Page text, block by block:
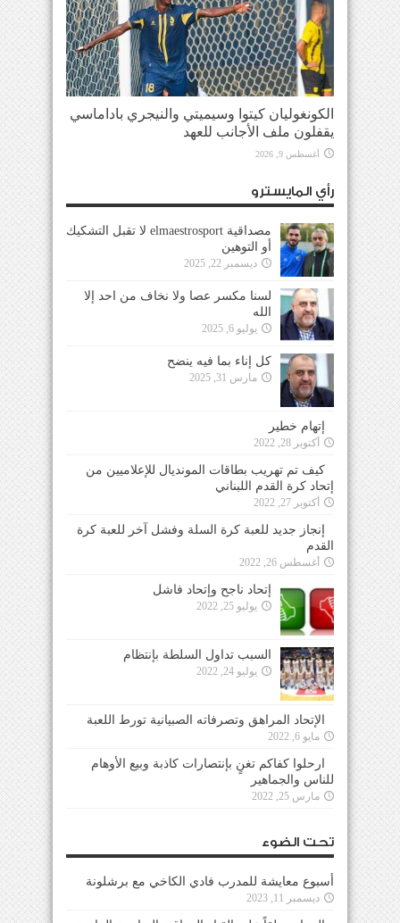
الكونغوليان كيتوا وسيميتي والنيجري باداماسي
يقفلون ملف الأجانب للعهد
أغسطس 9, 2026
رأي المايسترو
مصداقية elmaestrosport لا تقبل التشكيك
أو التوهين
ديسمبر 22, 2025
لسنا مكسر عصا ولا نخاف من احد إلا
الله
يوليو 6, 2025
كل إناء بما فيه ينضح
مارس 31, 2025
إتهام خطير
أكتوبر 28, 2022
كيف تم تهريب بطاقات المونديال للإعلاميين من
إتحاد كرة القدم اللبناني
أكتوبر 27, 2022
إنجاز جديد للعبة كرة السلة وفشل آخر للعبة كرة
القدم
أغسطس 26, 2022
إتحاد ناجح وإتحاد فاشل
يوليو 25, 2022
السبب تداول السلطة بإنتظام
يوليو 24, 2022
الإتحاد المراهق وتصرفاته الصبيانية تورط اللعبة
مايو 6, 2022
ارحلوا كفاكم تغنٍ بإنتصارات كاذبة وبيع الأوهام
للناس والجماهير
مارس 25, 2022
تحت الضوء
أسبوع معايشة للمدرب فادي الكاخي مع برشلونة
ديسمبر 11, 2023